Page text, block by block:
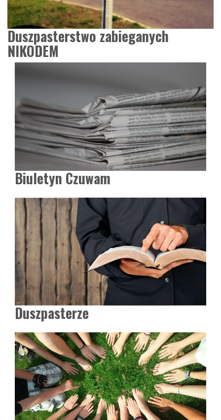
Duszpasterstwo zabieganych
NIKODEM
Biuletyn Czuwam
Duszpasterze